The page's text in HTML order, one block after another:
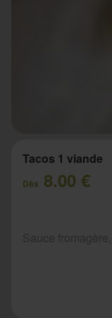
Tacos 1 viande
Dès 8.00 €